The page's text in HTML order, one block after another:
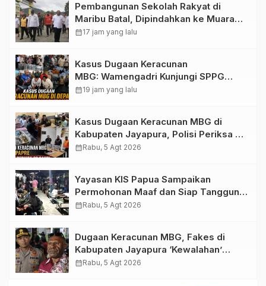
Pembangunan Sekolah Rakyat di
Maribu Batal, Dipindahkan ke Muara
Tami, Ini Sebabnya
calendar_month17 jam yang lalu
Kasus Dugaan Keracunan
MBG: Wamengadri Kunjungi SPPG
Yayasan KIS Papua, Ini yang
calendar_month19 jam yang lalu
Kasus Dugaan Keracunan MBG di
Kabupaten Jayapura, Polisi Periksa 30
Orang Saksi
calendar_monthRabu, 5 Agt 2026
Yayasan KIS Papua Sampaikan
Permohonan Maaf dan Siap Tanggung
Biaya Korban Dugaan Keracunan MBG
calendar_monthRabu, 5 Agt 2026
Dugaan Keracunan MBG, Fakes di
Kabupaten Jayapura ‘Kewalahan’
Layani Ratusan Korban
calendar_monthRabu, 5 Agt 2026